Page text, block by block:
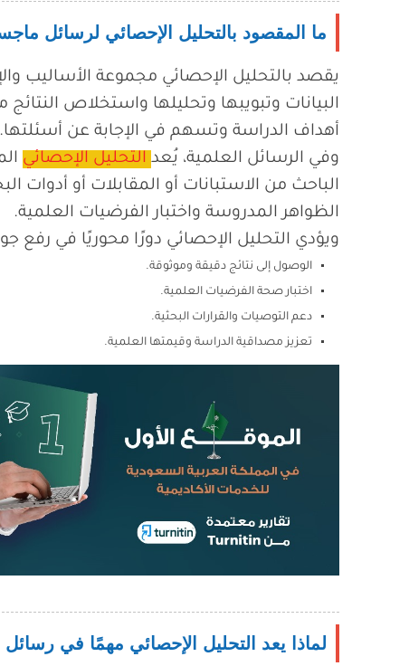
ما المقصود بالتحليل الإحصائي لرسائل
يقصد بالتحليل الإحصائي مجموعة الأساليب
البيانات وتبويبها وتحليلها واستخلاص
أهداف الدراسة وتسهم في الإجابة عن أسئلتها.
وفي الرسائل العلمية، يُعد التحليل الإحصائي
الباحث من الاستبانات أو المقابلات أو
الظواهر المدروسة واختبار الفرضيات العلمية.
ويؤدي التحليل الإحصائي دورًا محوريًا في رفع
الوصول إلى نتائج دقيقة وموثوقة.
اختبار صحة الفرضيات العلمية.
دعم التوصيات والقرارات البحثية.
تعزيز مصداقية الدراسة وقيمتها العلمية.
لماذا يعد التحليل الإحصائي مهمًا في